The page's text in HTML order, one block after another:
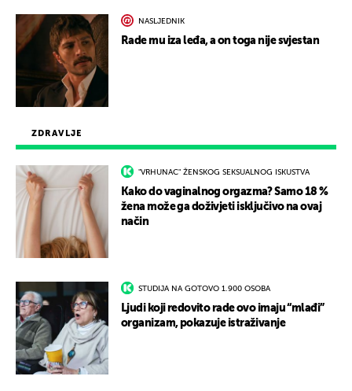
ZDRAVLJE
"VRHUNAC" ŽENSKOG SEKSUALNOG ISKUSTVA
Kako do vaginalnog orgazma? Samo 18 %
žena može ga doživjeti isključivo na ovaj
način
STUDIJA NA GOTOVO 1.900 OSOBA
Ljudi koji redovito rade ovo imaju “mlađi”
organizam, pokazuje istraživanje
NASLJEDNIK
Rade mu iza leđa, a on toga nije svjestan